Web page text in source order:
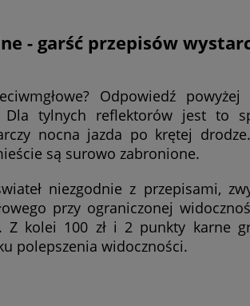
- garść przepisów
Odpowiedź
Dla tylnych reflektorów jest to
nocna jazda po krętej
są surowo zabronione.
niezgodnie z przepisami,
przy ograniczonej
kolei 100 zł i 2 punkty karne
polepszenia widoczności.